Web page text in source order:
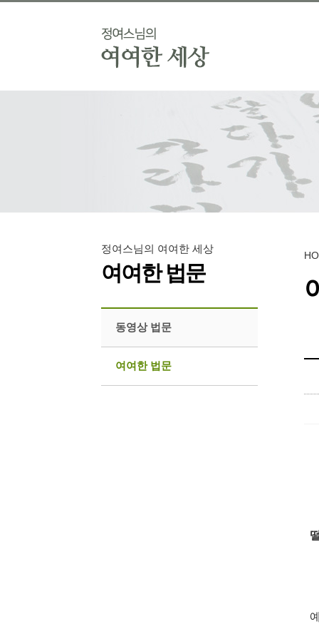
정여스님의 여여한 세상
여여한 법문
동영상 법문
여여한 법문